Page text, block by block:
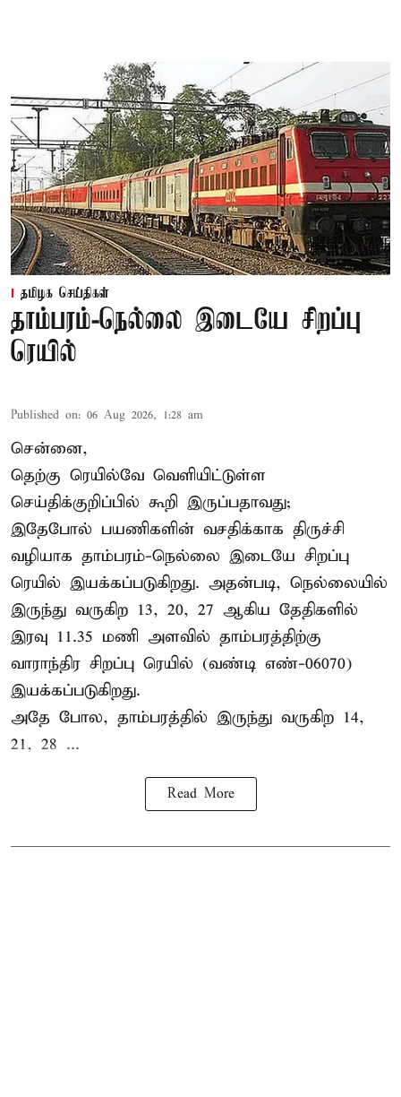
தமிழக செய்திகள்
தாம்பரம்-நெல்லை இடையே சிறப்பு
ரெயில்
Published on: 06 Aug 2026, 1:28 am
சென்னை,
தெற்கு ரெயில்வே வெளியிட்டுள்ள
செய்திக்குறிப்பில் கூறி இருப்பதாவது;
இதேபோல் பயணிகளின் வசதிக்காக திருச்சி
வழியாக தாம்பரம்-நெல்லை இடையே சிறப்பு
ரெயில் இயக்கப்படுகிறது. அதன்படி, நெல்லையில்
இருந்து வருகிற 13, 20, 27 ஆகிய தேதிகளில்
இரவு 11.35 மணி அளவில் தாம்பரத்திற்கு
வாராந்திர சிறப்பு ரெயில் (வண்டி எண்-06070)
இயக்கப்படுகிறது.
அதே போல, தாம்பரத்தில் இருந்து வருகிற 14,
21, 28 ...
Read More